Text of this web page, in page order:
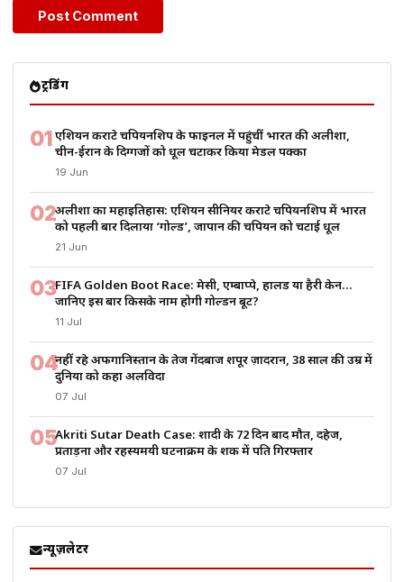
ट्रेंडिंग
01एशियन कराटे चैंपियनशिप के फाइनल में पहुंचीं भारत की अलीशा,
चीन-ईरान के दिग्गजों को धूल चटाकर किया मेडल पक्का
19 Jun
02अलीशा का महाइतिहास: एशियन सीनियर कराटे चैंपियनशिप में भारत
को पहली बार दिलाया ‘गोल्ड’, जापान की चैंपियन को चटाई धूल
21 Jun
03FIFA Golden Boot Race: मेसी, एम्बाप्पे, हालैंड या हैरी केन…
जानिए इस बार किसके नाम होगी गोल्डन बूट?
11 Jul
04नहीं रहे अफगानिस्तान के तेज गेंदबाज शपूर ज़ादरान, 38 साल की उम्र में
दुनिया को कहा अलविदा
07 Jul
05Akriti Sutar Death Case: शादी के 72 दिन बाद मौत, दहेज,
प्रताड़ना और रहस्यमयी घटनाक्रम के शक में पति गिरफ्तार
07 Jul
न्यूज़लेटर